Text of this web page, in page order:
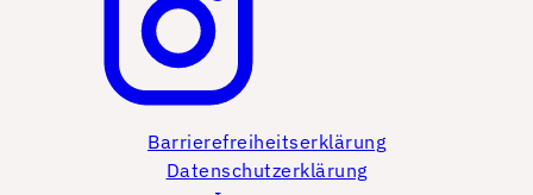
Barrierefreiheitserklärung
Datenschutzerklärung